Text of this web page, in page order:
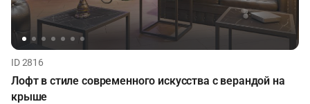
ID 2816
Лофт в стиле современного искусства с верандой на
крыше